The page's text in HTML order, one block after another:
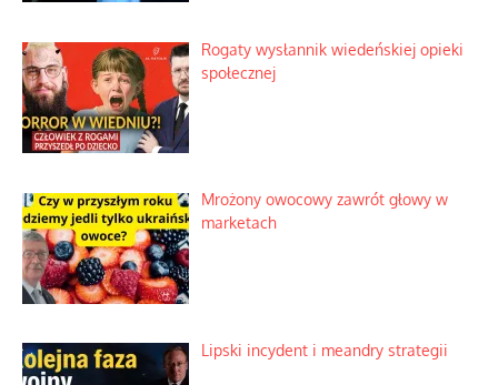
Rogaty wysłannik wiedeńskiej opieki
społecznej
Mrożony owocowy zawrót głowy w
marketach
Lipski incydent i meandry strategii